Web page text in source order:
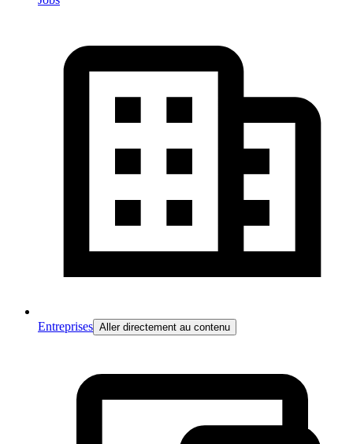
Entreprises Aller directement au contenu